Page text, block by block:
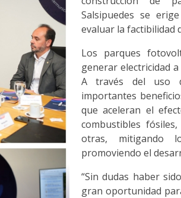
Salsipuedes se
evaluar la factibilidad
Los parques
generar electricidad
A través del uso
importantes
que aceleran el
combustibles
otras, mitigando
promoviendo el
“Sin dudas haber
gran oportunidad